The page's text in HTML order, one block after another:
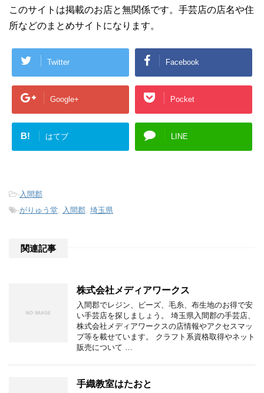
このサイトは掲載のお店と無関係です。手芸店の店名や住
所などのまとめサイトになります。
Twitter Facebook
Google+ Pocket
B! はてブ LINE
- 入間郡
-がりゅう堂 入間郡 埼玉県
関連記事
株式会社メディアワークス
入間郡でレジン、ビーズ、毛糸、布生地のお得で安
い手芸店を探しましょう。 埼玉県入間郡の手芸店、
株式会社メディアワークスの店情報やアクセスマッ
プ等を載せています。 クラフト系資格取得やネット
販売について …
手織教室はたおと